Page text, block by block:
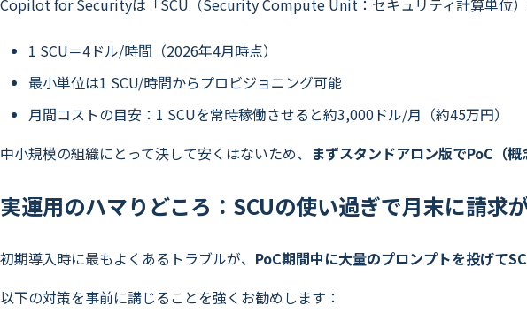
Copilot for Securityは「SCU（Security Compute Unit：セキュリティ計算単位）
1 SCU＝4ドル/時間（2026年4月時点）
最小単位は1 SCU/時間からプロビジョニング可能
月間コストの目安：1 SCUを常時稼働させると約3,000ドル/月（約45万円）
中小規模の組織にとって決して安くはないため、 まずスタンドアロン版でPoC（
実運用のハマりどころ：SCUの使い過ぎで月末に請求
初期導入時に最もよくあるトラブルが、 PoC期間中に大量のプロンプトを投げて
以下の対策を事前に講じることを強くお勧めします：